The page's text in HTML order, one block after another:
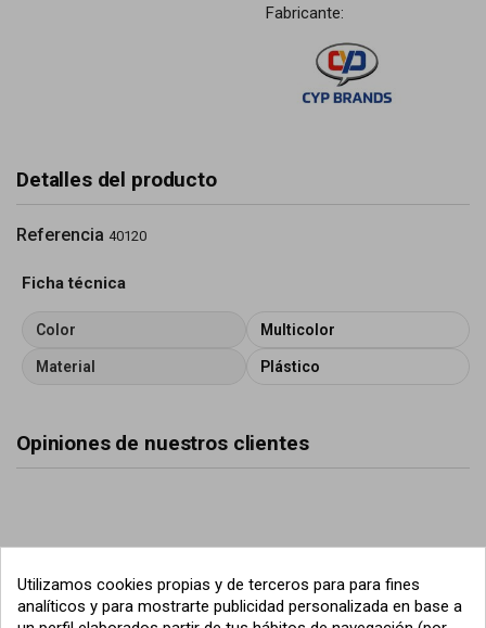
Fabricante:
Detalles del producto
Referencia 40120
Ficha técnica
Color Multicolor
Material Plástico
Opiniones de nuestros clientes
Utilizamos cookies propias y de terceros para para fines
analíticos y para mostrarte publicidad personalizada en base a